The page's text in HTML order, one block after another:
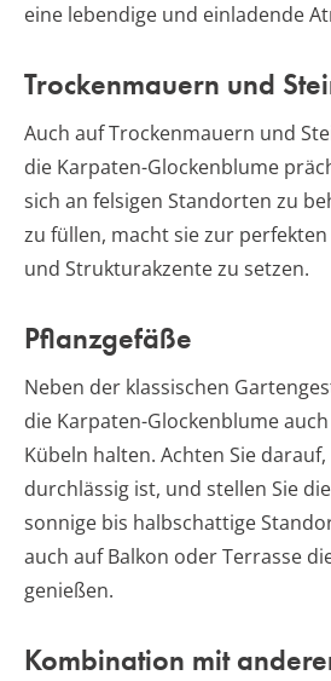
eine lebendige und einladende
Trockenmauern und
Auch auf Trockenmauern und
die Karpaten-Glockenblume
sich an felsigen Standorten zu
zu füllen, macht sie zur
und Strukturakzente zu setzen.
Pflanzgefäße
Neben der klassischen
die Karpaten-Glockenblume
Kübeln halten. Achten Sie
durchlässig ist, und stellen Sie
sonnige bis halbschattige
auch auf Balkon oder Terrasse
genießen.
Kombination mit